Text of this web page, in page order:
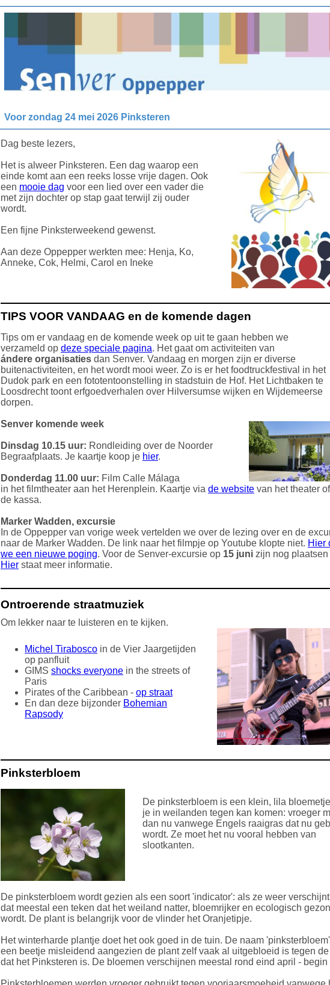
Voor zondag 24 mei 2026 Pinksteren
Dag beste lezers,
Het is alweer Pinksteren. Een dag waarop een
einde komt aan een reeks losse vrije dagen. Ook
een mooie dag voor een lied over een vader die
met zijn dochter op stap gaat terwijl zij ouder
wordt.
Een fijne Pinksterweekend gewenst.
Aan deze Oppepper werkten mee: Henja, Ko,
Anneke, Cok, Helmi, Carol en Ineke
TIPS VOOR VANDAAG en de komende dagen
Tips om er vandaag en de komende week op uit te gaan hebben we
verzameld op deze speciale pagina. Het gaat om activiteiten van
ándere organisaties dan Senver. Vandaag en morgen zijn er diverse
buitenactiviteiten, en het wordt mooi weer. Zo is er het foodtruckfestival in het
Dudok park en een fototentoonstelling in stadstuin de Hof. Het Lichtbaken te
Loosdrecht toont erfgoedverhalen over Hilversumse wijken en Wijdemeerse
dorpen.
Senver komende week
Dinsdag 10.15 uur: Rondleiding over de Noorder
Begraafplaats. Je kaartje koop je hier.
Donderdag 11.00 uur: Film Calle Málaga
in het filmtheater aan het Herenplein. Kaartje via de website van het theater
de kassa.
Marker Wadden, excursie
In de Oppepper van vorige week vertelden we over de lezing over en de
naar de Marker Wadden. De link naar het filmpje op Youtube klopte niet. Hier
we een nieuwe poging. Voor de Senver-excursie op 15 juni zijn nog plaatsen
Hier staat meer informatie.
Ontroerende straatmuziek
Om lekker naar te luisteren en te kijken.
Michel Tirabosco in de Vier Jaargetijden
op panfluit
GIMS shocks everyone in the streets of
Paris
Pirates of the Caribbean - op straat
En dan deze bijzonder Bohemian
Rapsody
Pinksterbloem
De pinksterbloem is een klein, lila
je in weilanden tegen kan komen: vroeger
dan nu vanwege Engels raaigras dat nu
wordt. Ze moet het nu vooral hebben van
slootkanten.
De pinksterbloem wordt gezien als een soort 'indicator': als ze weer
dat meestal een teken dat het weiland natter, bloemrijker en ecologisch
wordt. De plant is belangrijk voor de vlinder het Oranjetipje.
Het winterharde plantje doet het ook goed in de tuin. De naam
een beetje misleidend aangezien de plant zelf vaak al uitgebloeid is tegen de
dat het Pinksteren is. De bloemen verschijnen meestal rond eind april - begin